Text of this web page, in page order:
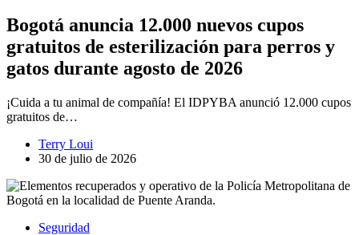
Bogotá anuncia 12.000 nuevos cupos
gratuitos de esterilización para perros y
gatos durante agosto de 2026
¡Cuida a tu animal de compañía! El IDPYBA anunció 12.000 cupos
gratuitos de…
Terry Loui
30 de julio de 2026
Seguridad